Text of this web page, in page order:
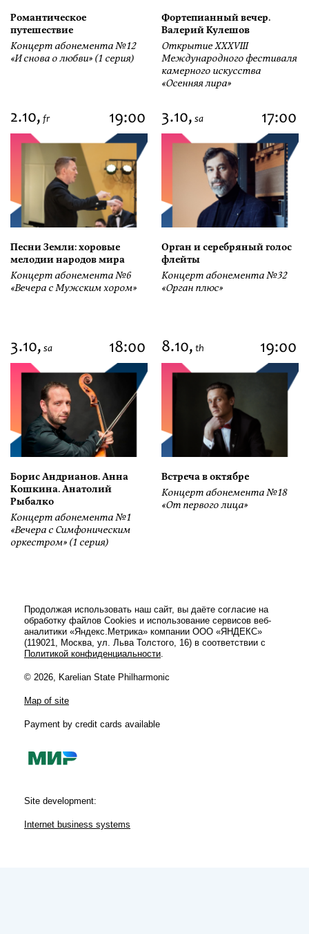
Романтическое
путешествие
Концерт абонемента №12
«И снова о любви» (1 серия)
Фортепианный вечер.
Валерий Кулешов
Открытие ХХХVIII
Международного фестиваля
камерного искусства
«Осенняя лира»
2.10, fr 19:00
Песни Земли: хоровые
мелодии народов мира
Концерт абонемента №6
«Вечера с Мужским хором»
3.10, sa 17:00
Орган и серебряный голос
флейты
Концерт абонемента №32
«Орган плюс»
3.10, sa 18:00
Борис Андрианов. Анна
Кошкина. Анатолий
Рыбалко
Концерт абонемента №1
«Вечера с Симфоническим
оркестром» (1 серия)
8.10, th 19:00
Встреча в октябре
Концерт абонемента №18
«От первого лица»
Продолжая использовать наш сайт, вы даёте согласие на
обработку файлов Cookies и использование сервисов веб-
аналитики «Яндекс.Метрика» компании ООО «ЯНДЕКС»
(119021, Москва, ул. Льва Толстого, 16) в соответствии с
Политикой конфиденциальности.
© 2026, Karelian State Philharmonic
Map of site
Payment by credit cards available
Site development:
Internet business systems